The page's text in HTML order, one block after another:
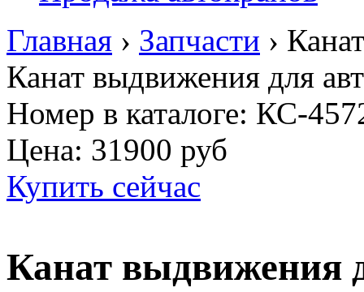
Главная › Запчасти ›
Канат выдвижения для
Номер в каталоге: КС-
Цена: 31900 руб
Купить сейчас
Канат выдвижения